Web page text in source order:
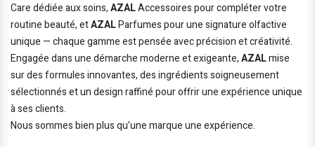
Care dédiée aux soins,AZALAccessoires pour compléter votre
routine beauté, etAZALParfumes pour une signature olfactive
unique — chaque gamme est pensée avec précision et créativité.
Engagée dans une démarche moderne et exigeante,AZALmise
sur des formules innovantes, des ingrédients soigneusement
sélectionnés et un design raffiné pour offrir une expérience unique
à ses clients.
Nous sommes bien plus qu’une marque une expérience.